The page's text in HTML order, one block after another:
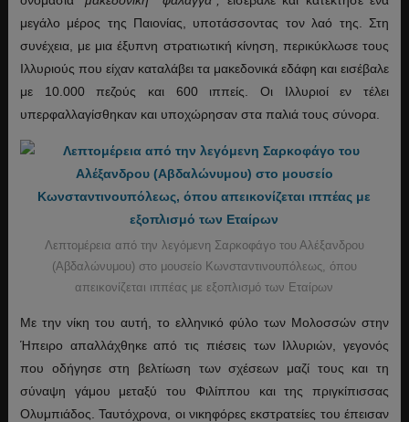
μεγάλο μέρος της Παιονίας, υποτάσσοντας τον λαό της. Στη
συνέχεια, με μια έξυπνη στρατιωτική κίνηση, περικύκλωσε τους
Ιλλυριούς που είχαν καταλάβει τα μακεδονικά εδάφη και εισέβαλε
με 10.000 πεζούς και 600 ιππείς. Οι Ιλλυριοί εν τέλει
υπερφαλλαγίσθηκαν και υποχώρησαν στα παλιά τους σύνορα.
Λεπτομέρεια από την λεγόμενη Σαρκοφάγο του Αλέξανδρου
(Αβδαλώνυμου) στο μουσείο Κωνσταντινουπόλεως, όπου
απεικονίζεται ιππέας με εξοπλισμό των Εταίρων
Με την νίκη του αυτή, το ελληνικό φύλο των Μολοσσών στην
Ήπειρο απαλλάχθηκε από τις πιέσεις των Ιλλυριών, γεγονός
που οδήγησε στη βελτίωση των σχέσεων μαζί τους και τη
σύναψη γάμου μεταξύ του Φιλίππου και της πριγκίπισσας
Ολυμπιάδος. Ταυτόχρονα, οι νικηφόρες εκστρατείες του έπεισαν